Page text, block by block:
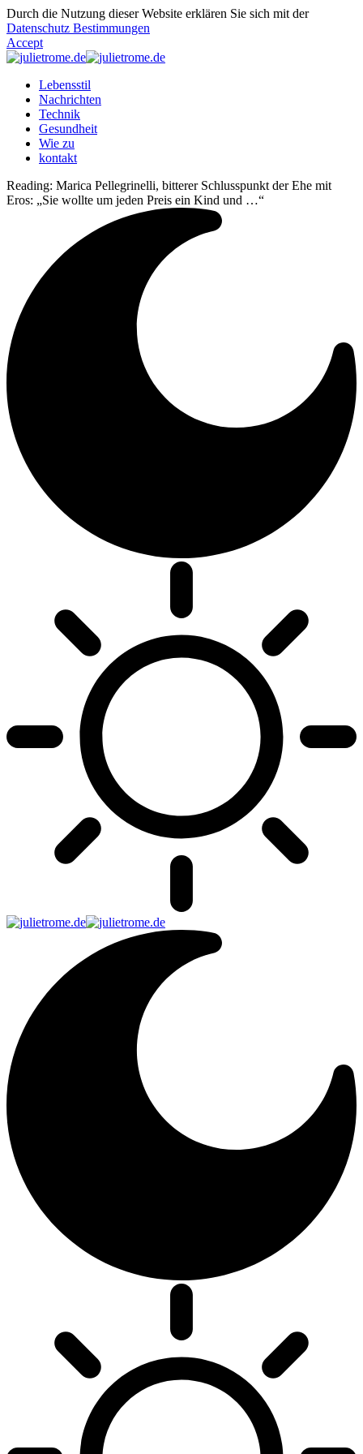
Durch die Nutzung dieser Website erklären Sie sich mit der
Datenschutz Bestimmungen
Accept
Lebensstil
Nachrichten
Technik
Gesundheit
Wie zu
kontakt
Reading: Marica Pellegrinelli, bitterer Schlusspunkt der Ehe mit
Eros: „Sie wollte um jeden Preis ein Kind und …“